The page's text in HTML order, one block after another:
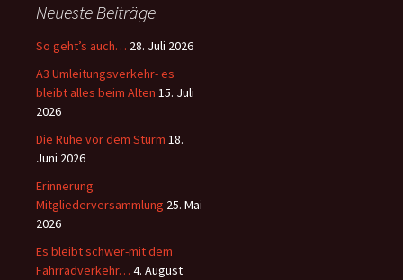
Neueste Beiträge
So geht’s auch… 28. Juli 2026
A3 Umleitungsverkehr- es
bleibt alles beim Alten 15. Juli
2026
Die Ruhe vor dem Sturm 18.
Juni 2026
Erinnerung
Mitgliederversammlung 25. Mai
2026
Es bleibt schwer-mit dem
Fahrradverkehr… 4. August